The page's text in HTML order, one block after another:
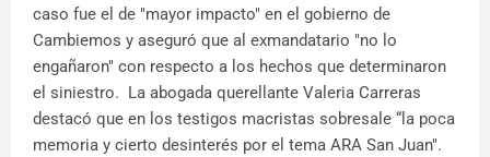
caso fue el de "mayor impacto" en el gobierno de
Cambiemos y aseguró que al exmandatario "no lo
engañaron" con respecto a los hechos que determinaron
el siniestro. La abogada querellante Valeria Carreras
destacó que en los testigos macristas sobresale “la poca
memoria y cierto desinterés por el tema ARA San Juan".